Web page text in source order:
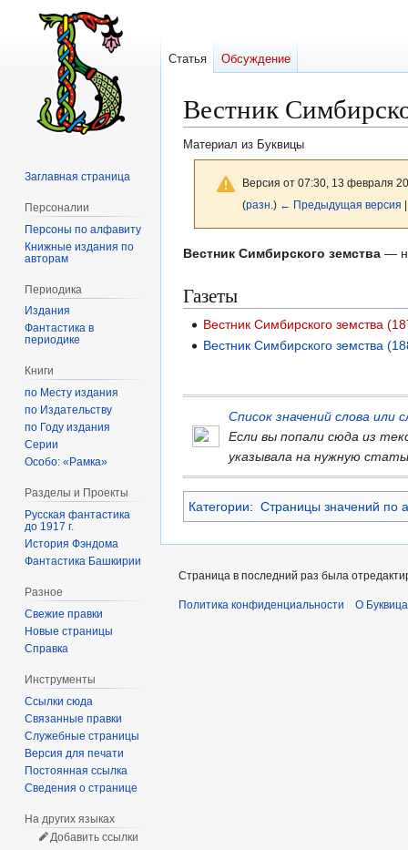
Вестник
Материал из Буквицы
Версия от 07:30, 13 февраля
(разн. ) ← Предыдущая версия
Перейти
навигации
Перейти
поиску
Вестник Симбирского земства —
Газеты
Вестник Симбирского земства
Вестник Симбирского земства
Список значений слова
Если вы попали сюда из
указывала на нужную
Категории: Страницы значений по
Статья Обсуждение
Заглавная страница
Персоналии
Персоны по алфавиту
Книжные издания по
авторам
Периодика
Издания
Фантастика в
периодике
Книги
по Месту издания
по Издательству
по Году издания
Серии
Особо: «Рамка»
Разделы и Проекты
Русская фантастика
до 1917 г.
История Фэндома
Фантастика Башкирии
Разное
Свежие правки
Новые страницы
Справка
Инструменты
Ссылки сюда
Связанные правки
Служебные страницы
Версия для печати
Постоянная ссылка
Сведения о странице
На других языках
Добавить ссылки
Страница в последний раз была
Политика конфиденциальности О Буквица